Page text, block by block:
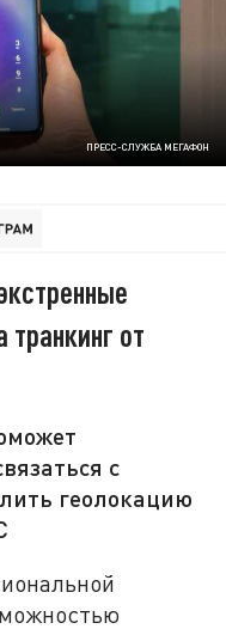
ПРЕСС-СЛУЖБА МЕГАФОН
от
с
геолокацию